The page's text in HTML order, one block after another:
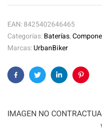
EAN:8425402646465
Categorías:Baterías,
Marcas:UrbanBiker
FacebookTwitterLinkedin
IMAGEN NO